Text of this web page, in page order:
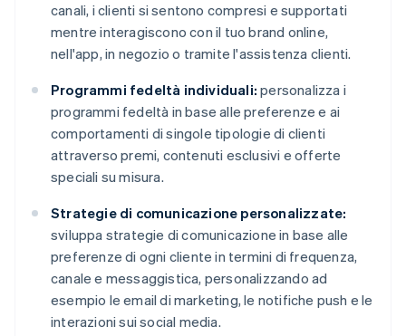
canali, i clienti si sentono compresi e supportati
mentre interagiscono con il tuo brand online,
nell'app, in negozio o tramite l'assistenza clienti.
Programmi fedeltà individuali: personalizza i
programmi fedeltà in base alle preferenze e ai
comportamenti di singole tipologie di clienti
attraverso premi, contenuti esclusivi e offerte
speciali su misura.
Strategie di comunicazione personalizzate:
sviluppa strategie di comunicazione in base alle
preferenze di ogni cliente in termini di frequenza,
canale e messaggistica, personalizzando ad
esempio le email di marketing, le notifiche push e le
interazioni sui social media.